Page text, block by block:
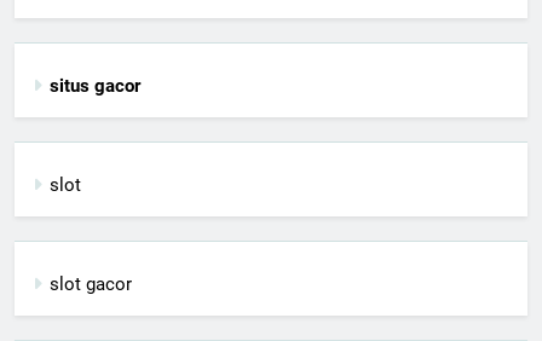
situs gacor
slot
slot gacor